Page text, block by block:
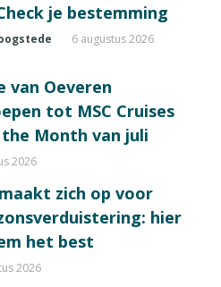
je bestemming
6 augustus 2026
van Oeveren
tot MSC Cruises
Month van juli
2026
zich op voor
hier
het best
2026